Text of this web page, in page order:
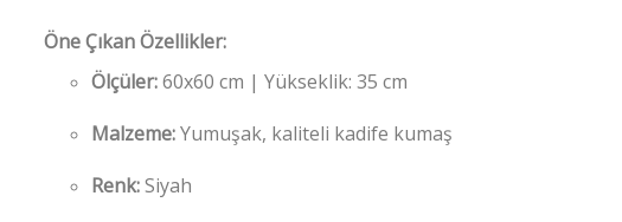
Öne Çıkan Özellikler:
Ölçüler:60x60 cm | Yükseklik: 35 cm
Malzeme:Yumuşak, kaliteli kadife kumaş
Renk:Siyah